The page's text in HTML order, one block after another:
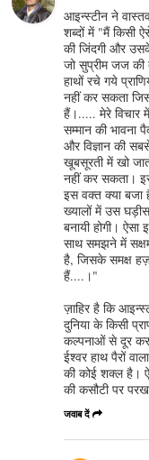
आइन्स्टीन ने
शब्दों में "मैं किसी
की जिंदगी और
जो सुप्रीम जज की
हाथों रचे गये
नहीं कर सकता
हैं।..... मेरे विचार
सम्मान की भावना
और विज्ञान की
खूबसूरती में खो
नहीं कर सकता।
इस वक्त क्या बजा
ख्यालों में उस
बनायी होगी।
साथ समझने में
है, जिसके समक्ष
हैं....।"
ज़ाहिर है कि
दुनिया के किसी
कल्पनाओं से दूर
ईश्वर हाथ पैरों
की कोई शक्ल है।
की कसौटी पर
जवाब दें